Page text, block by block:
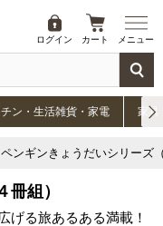
ログイン カート メニュー
ン・生活雑貨・家電 家具
ペンギンきょうだいシリーズ
組）
げる旅あるある満載！